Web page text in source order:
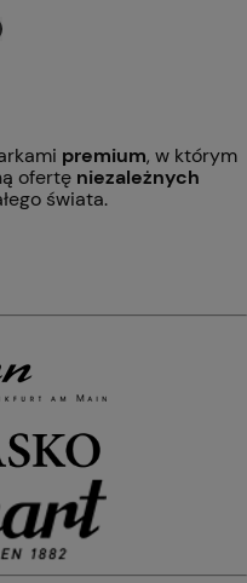
premium, w którym
ofertę niezależnych
świata.